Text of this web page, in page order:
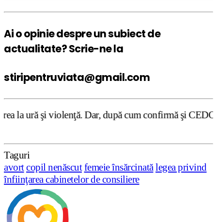
Ai o opinie despre un subiect de
actualitate? Scrie-ne la
stiripentruviata@gmail.com
Dar, după cum confirmă şi CEDO în cazul
Taguri
avortcopil nenăscut femeie însărcinatălegea privind
înfiinţarea cabinetelor de consiliere